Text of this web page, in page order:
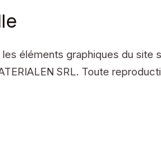
éléments graphiques du site
SRL. Toute